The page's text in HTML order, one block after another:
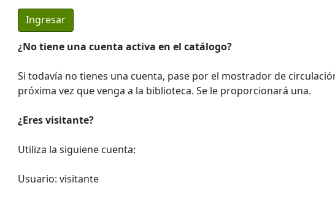
¿No tiene una cuenta activa en el catálogo?
Si todavía no tienes una cuenta, pase por el mostrador de
próxima vez que venga a la biblioteca. Se le proporcionará una.
¿Eres visitante?
Utiliza la siguiene cuenta:
Usuario: visitante